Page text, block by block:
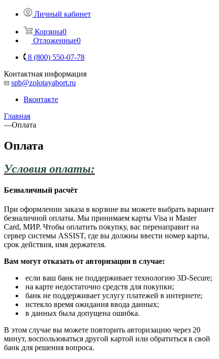
Личный кабинет
Корзина0
Отложенные0
8 (800) 550-07-78
Контактная информация
spb@zolotayabort.ru
Вконтакте
Главная
—Оплата
Оплата
Условия оплаты:
Безналичный расчёт
При оформлении заказа в корзине вы можете выбрать вариант
безналичной оплаты. Мы принимаем карты Visa и Master
Card, МИР. Чтобы оплатить покупку, вас перенаправит на
сервер системы ASSIST, где вы должны ввести номер карты,
срок действия, имя держателя.
Вам могут отказать от авторизации в случае:
если ваш банк не поддерживает технологию 3D-Secure;
на карте недостаточно средств для покупки;
банк не поддерживает услугу платежей в интернете;
истекло время ожидания ввода данных;
в данных была допущена ошибка.
В этом случае вы можете повторить авторизацию через 20
минут, воспользоваться другой картой или обратиться в свой
банк для решения вопроса.